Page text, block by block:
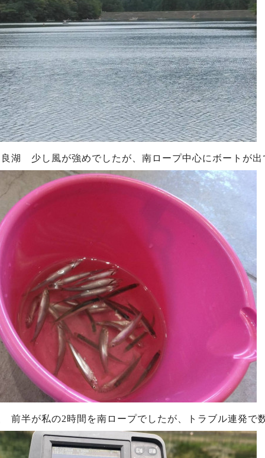
湖 少し風が強めでしたが、南ロープ中心にボートが出
前半が私の2時間を南ロープでしたが、トラブル連発で